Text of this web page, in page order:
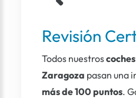
Revisión
Todos nuestros
Zaragoza pasan una
más de 100 puntos.